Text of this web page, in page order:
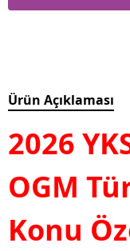
Ürün Açıklaması
2026
OGM
Konu